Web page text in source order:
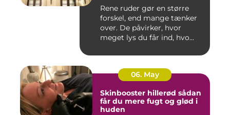
Rene ruder gør en større
forskel, end mange tænker
over. De påvirker, hvor
meget lys du får ind, hvo...
06. May
Skinbooster hillerød sådan
får du mere fugt og glød i
huden